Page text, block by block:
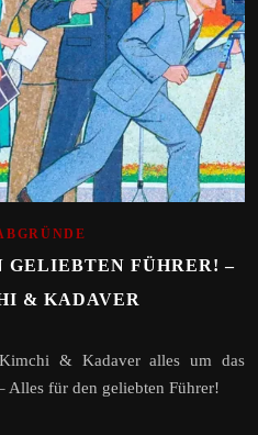
GELIEBTEN FÜHRER! –
& KADAVER
& Kadaver alles um das
Alles für den geliebten Führer!